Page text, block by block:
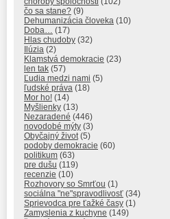
čo sa stane? (9)
Dehumanizácia človeka (10)
Doba…
(17)
Hlas chudoby (32)
Ilúzia (2)
Klamstvá demokracie (23)
len tak (57)
Ľudia medzi nami (5)
ľudské práva (18)
Mor ho! (14)
Myšlienky (13)
Nezaradené (446)
novodobé mýty (3)
Obyčajný život (5)
podoby demokracie (60)
politikum (63)
pre dušu (119)
recenzie (10)
Rozhovory so Smrťou (1)
sociálna "ne"spravodlivosť (34)
Sprievodca pre ťažké časy (1)
Zamyslenia z kuchyne (149)